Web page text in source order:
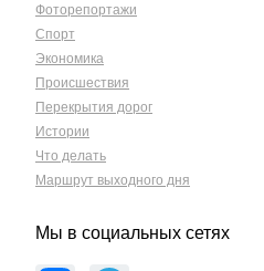
Фоторепортажи
Спорт
Экономика
Происшествия
Перекрытия дорог
Истории
Что делать
Маршрут выходного дня
Мы в социальных сетях